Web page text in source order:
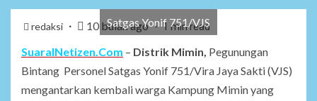
redaksi 10 bulan ago 1 min read
Satgas Yonif 751/VJS
SuaraINetizen.Com – Distrik Mimin, Pegunungan
Bintang Personel Satgas Yonif 751/Vira Jaya Sakti (VJS)
mengantarkan kembali warga Kampung Mimin yang